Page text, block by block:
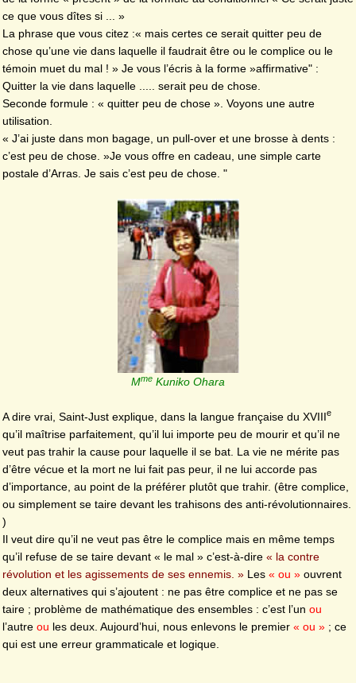
ce que vous dîtes si ... »
La phrase que vous citez :« mais certes ce serait quitter peu de
chose qu’une vie dans laquelle il faudrait être ou le complice ou le
témoin muet du mal ! » Je vous l’écris à la forme »affirmative" :
Quitter la vie dans laquelle ..... serait peu de chose.
Seconde formule : « quitter peu de chose ». Voyons une autre
utilisation.
« J’ai juste dans mon bagage, un pull-over et une brosse à dents :
c’est peu de chose. »Je vous offre en cadeau, une simple carte
postale d’Arras. Je sais c’est peu de chose. "
Mme Kuniko Ohara
A dire vrai, Saint-Just explique, dans la langue française du XVIIIe
qu’il maîtrise parfaitement, qu’il lui importe peu de mourir et qu’il ne
veut pas trahir la cause pour laquelle il se bat. La vie ne mérite pas
d’être vécue et la mort ne lui fait pas peur, il ne lui accorde pas
d’importance, au point de la préférer plutôt que trahir. (être complice,
ou simplement se taire devant les trahisons des anti-révolutionnaires.
)
Il veut dire qu’il ne veut pas être le complice mais en même temps
qu’il refuse de se taire devant « le mal » c’est-à-dire « la contre
révolution et les agissements de ses ennemis. » Les « ou » ouvrent
deux alternatives qui s’ajoutent : ne pas être complice et ne pas se
taire ; problème de mathématique des ensembles : c’est l’un ou
l’autre ou les deux. Aujourd’hui, nous enlevons le premier « ou » ; ce
qui est une erreur grammaticale et logique.